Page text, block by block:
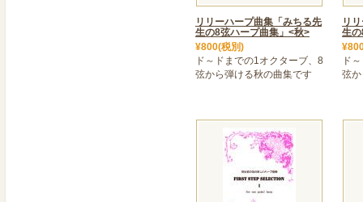
ご確認ください。
2021年12月20日
>＜ FLEX HarpII ＞
FLEX HarpIIの予約を受け
おります!
2021年11月05日
＜ Blevins Harp 26弦ブ
人気の26弦ブーレシリー
リリーハープ曲集「みちる先
生の8弦ハープ曲集」<秋>
¥800(税別)
ド～ドまでの1オクターブ、8
弦から弾ける秋の曲集です
リ
生
ド
弦